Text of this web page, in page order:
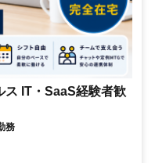
ス IT・SaaS経験者歓
務